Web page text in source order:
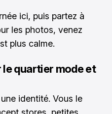
ici, puis partez à
les photos, venez
plus calme.
le quartier mode et
identité. Vous le